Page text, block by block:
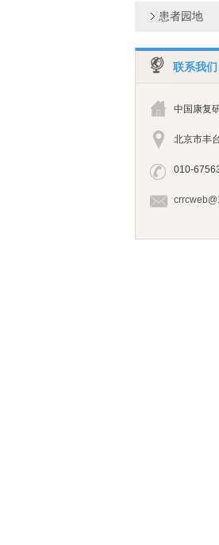
患者园地
联系我们
中国康复
北京市丰
010-